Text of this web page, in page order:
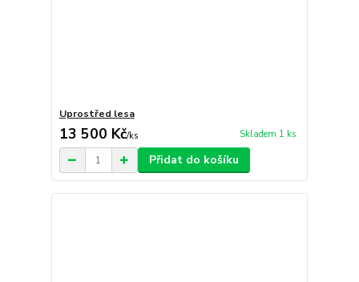
Uprostřed lesa
13 500 Kč/ks Skladem 1 ks
Přidat do košíku